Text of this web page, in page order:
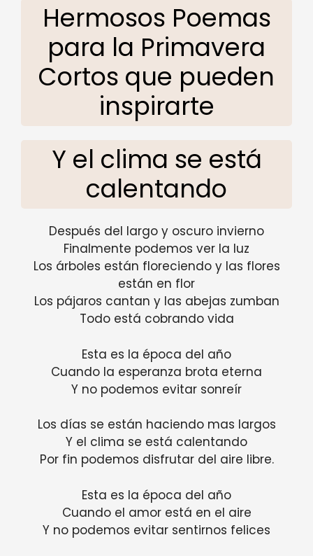
Hermosos Poemas
para la Primavera
Cortos que pueden
inspirarte
Y el clima se está
calentando
Después del largo y oscuro invierno
Finalmente podemos ver la luz
Los árboles están floreciendo y las flores
están en flor
Los pájaros cantan y las abejas zumban
Todo está cobrando vida
Esta es la época del año
Cuando la esperanza brota eterna
Y no podemos evitar sonreír
Los días se están haciendo mas largos
Y el clima se está calentando
Por fin podemos disfrutar del aire libre.
Esta es la época del año
Cuando el amor está en el aire
Y no podemos evitar sentirnos felices